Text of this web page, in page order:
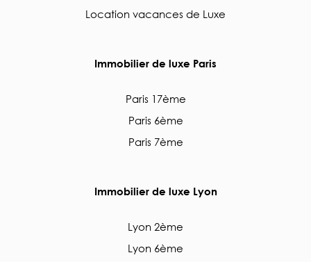
Location vacances de Luxe
Immobilier de luxe Paris
Paris 17ème
Paris 6ème
Paris 7ème
Immobilier de luxe Lyon
Lyon 2ème
Lyon 6ème